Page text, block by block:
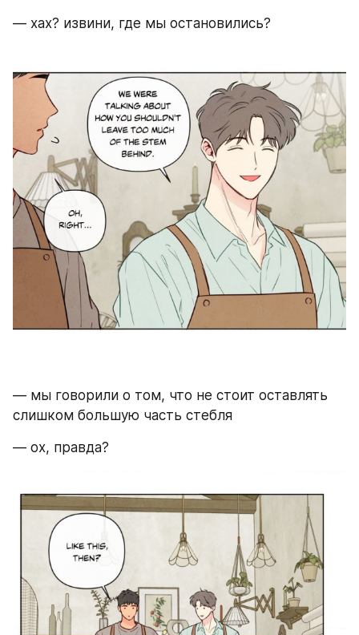
— хах? извини, где мы остановились?
— мы говорили о том, что не стоит оставлять
слишком большую часть стебля
— ох, правда?